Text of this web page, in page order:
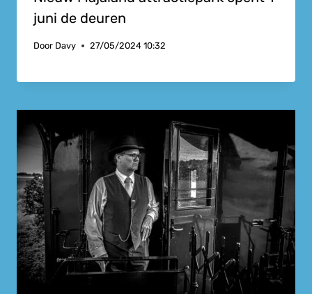
juni de deuren
Door Davy 27/05/2024 10:32